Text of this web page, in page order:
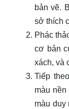
bản vẽ.
sở thích
Phác
cơ bản
xách, và
Tiếp
màu
màu duy